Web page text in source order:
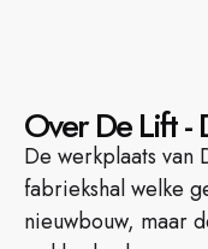
Over De Lift -
De werkplaats van
fabriekshal welke
nieuwbouw, maar